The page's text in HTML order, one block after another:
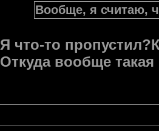
Вообще, я считаю,
Я что-то
Откуда вообще